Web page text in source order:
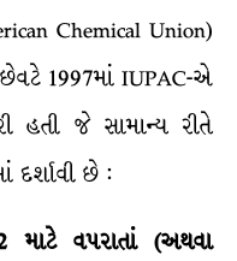
Chemical Union)
1997માં IUPAC-એ
હતી જે સામાન્ય રીતે
દર્શાવી છે :
માટે વપરાતાં(અથવા